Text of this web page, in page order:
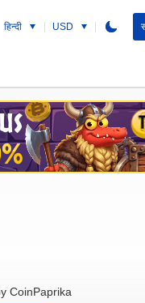
हिन्दी USD
CoinPaprika